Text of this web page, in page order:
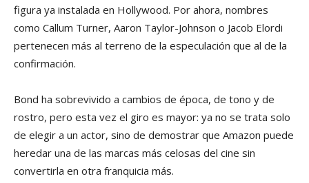
figura ya instalada en Hollywood. Por ahora, nombres
como Callum Turner, Aaron Taylor-Johnson o Jacob Elordi
pertenecen más al terreno de la especulación que al de la
confirmación.
Bond ha sobrevivido a cambios de época, de tono y de
rostro, pero esta vez el giro es mayor: ya no se trata solo
de elegir a un actor, sino de demostrar que Amazon puede
heredar una de las marcas más celosas del cine sin
convertirla en otra franquicia más.